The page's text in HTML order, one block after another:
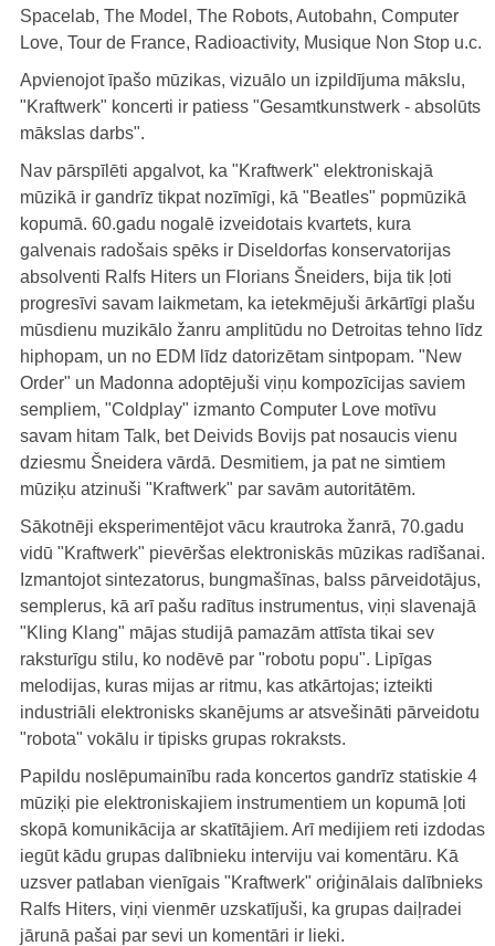
Spacelab, The Model, The Robots, Autobahn, Computer
Love, Tour de France, Radioactivity, Musique Non Stop u.c.
Apvienojot īpašo mūzikas, vizuālo un izpildījuma mākslu,
"Kraftwerk" koncerti ir patiess "Gesamtkunstwerk - absolūts
mākslas darbs".
Nav pārspīlēti apgalvot, ka "Kraftwerk" elektroniskajā
mūzikā ir gandrīz tikpat nozīmīgi, kā "Beatles" popmūzikā
kopumā. 60.gadu nogalē izveidotais kvartets, kura
galvenais radošais spēks ir Diseldorfas konservatorijas
absolventi Ralfs Hiters un Florians Šneiders, bija tik ļoti
progresīvi savam laikmetam, ka ietekmējuši ārkārtīgi plašu
mūsdienu muzikālo žanru amplitūdu no Detroitas tehno līdz
hiphopam, un no EDM līdz datorizētam sintpopam. "New
Order" un Madonna adoptējuši viņu kompozīcijas saviem
sempliem, "Coldplay" izmanto Computer Love motīvu
savam hitam Talk, bet Deivids Bovijs pat nosaucis vienu
dziesmu Šneidera vārdā. Desmitiem, ja pat ne simtiem
mūziķu atzinuši "Kraftwerk" par savām autoritātēm.
Sākotnēji eksperimentējot vācu krautroka žanrā, 70.gadu
vidū "Kraftwerk" pievēršas elektroniskās mūzikas radīšanai.
Izmantojot sintezatorus, bungmašīnas, balss pārveidotājus,
semplerus, kā arī pašu radītus instrumentus, viņi slavenajā
"Kling Klang" mājas studijā pamazām attīsta tikai sev
raksturīgu stilu, ko nodēvē par "robotu popu". Lipīgas
melodijas, kuras mijas ar ritmu, kas atkārtojas; izteikti
industriāli elektronisks skanējums ar atsvešināti pārveidotu
"robota" vokālu ir tipisks grupas rokraksts.
Papildu noslēpumainību rada koncertos gandrīz statiskie 4
mūziķi pie elektroniskajiem instrumentiem un kopumā ļoti
skopā komunikācija ar skatītājiem. Arī medijiem reti izdodas
iegūt kādu grupas dalībnieku interviju vai komentāru. Kā
uzsver patlaban vienīgais "Kraftwerk" oriģinālais dalībnieks
Ralfs Hiters, viņi vienmēr uzskatījuši, ka grupas daiļradei
jārunā pašai par sevi un komentāri ir lieki.